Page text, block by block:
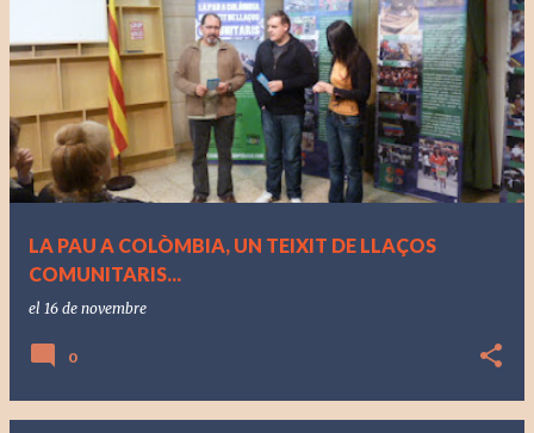
LA PAU A COLÒMBIA, UN TEIXIT DE LLAÇOS
COMUNITARIS...
el 16 de novembre
0